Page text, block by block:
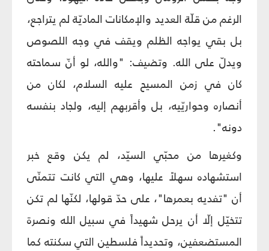
الرغم من قلّة العديد والإمكانات الماديّة لم يتراجع،
بل بقي يواجه الظلم ويقف في وجه اللصوص
ويدلّ على الله. وتضيف: "والله، لو أنّ سماحته
كان في زمن المسيح عليه السلام، لكان من
أنصاره وحواريّيه، بل وأقربهم إليه، ولجاد بنفسه
دونه".
وكغيرها من محبّي السيّد، لم يكن وقع خبر
استشهاده سهلاً عليها، وهي التي كانت تتمنّى
أن "تفديه بعمرها"، على حدّ قولها، لكنّها لم تكن
تتخيّل إلّا أن يرحل شهيداً في سبيل الله ونصرة
المستضعفين، وتحديداً فلسطين التي سكنته كما